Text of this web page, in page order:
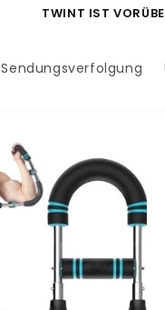
TWINT IST
Sendungsverfolgung